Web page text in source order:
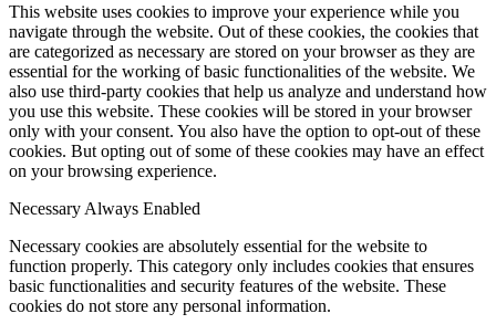
This website uses cookies to improve your experience while you
navigate through the website. Out of these cookies, the cookies that
are categorized as necessary are stored on your browser as they are
essential for the working of basic functionalities of the website. We
also use third-party cookies that help us analyze and understand how
you use this website. These cookies will be stored in your browser
only with your consent. You also have the option to opt-out of these
cookies. But opting out of some of these cookies may have an effect
on your browsing experience.
Necessary Always Enabled
Necessary cookies are absolutely essential for the website to
function properly. This category only includes cookies that ensures
basic functionalities and security features of the website. These
cookies do not store any personal information.